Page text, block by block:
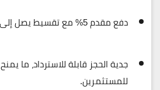
دفع مقدم 5% مع تقسيط يصل إلى
جدية الحجز قابلة للاسترداد، ما يمنح
للمستثمرين.